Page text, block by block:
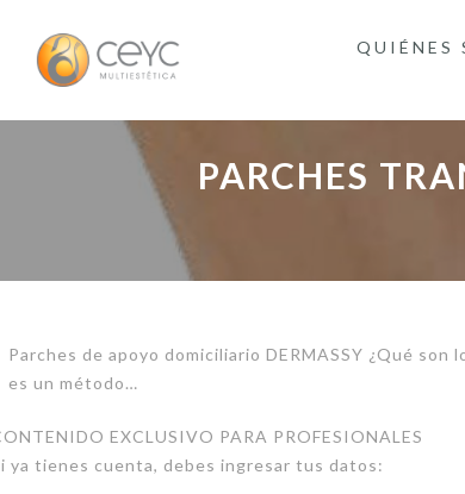
QUIÉNES
PARCHES
Parches de apoyo domiciliario DERMASSY ¿Qué
es un método…
EXCLUSIVO PARA PROFESIONALES
ya tienes cuenta, debes ingresar tus datos: